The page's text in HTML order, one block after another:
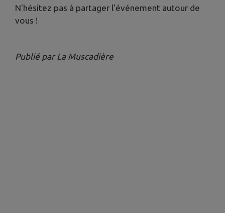
N'hésitez pas à partager l'événement autour de
vous !
Publié par La Muscadière